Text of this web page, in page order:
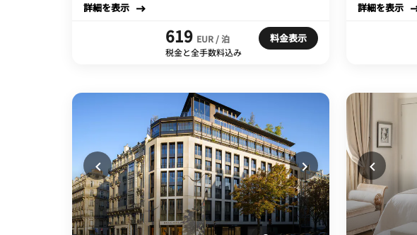
詳細を表示
619 EUR / 泊
税金と全手数料込み
料金表示
詳細を表示